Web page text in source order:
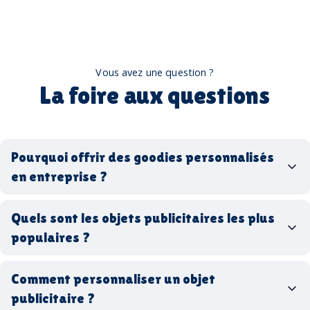
Vous avez une question ?
La foire aux questions
Pourquoi offrir des goodies personnalisés
en entreprise ?
Quels sont les objets publicitaires les plus
populaires ?
stylos personnalisés
tote bags publicitaires
gourdes réutilisables
Comment personnaliser un objet
publicitaire ?